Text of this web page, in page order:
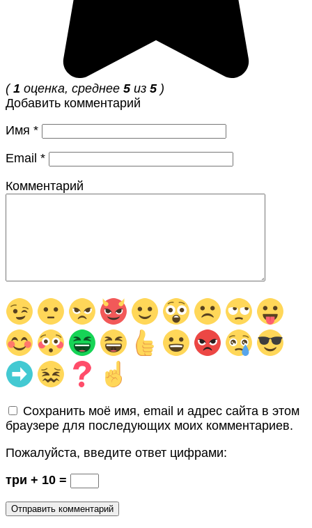
(1 оценка, среднее 5из 5)
Добавить комментарий
Имя *
Email *
Комментарий
Сохранить моё имя, email и адрес сайта в этом
браузере для последующих моих комментариев.
Пожалуйста, введите ответ цифрами:
три + 10 =